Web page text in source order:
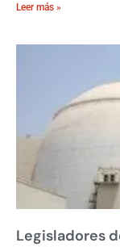
Leer más »
Legisladores